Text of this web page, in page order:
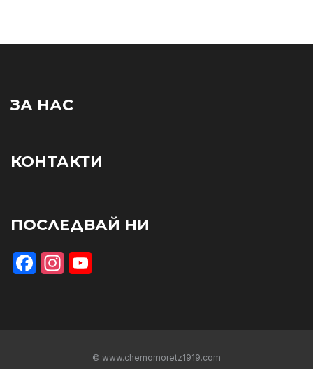
ЗА НАС
КОНТАКТИ
ПОСЛЕДВАЙ НИ
Facebook
Instagram
© www.chernomoretz1919.com